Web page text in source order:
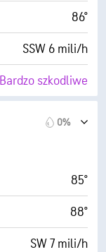
86°
SSW 6 mili/h
Bardzo szkodliwe
48%
63° F
9 (B. jasne)
0%
85°
88°
SW 7 mili/h